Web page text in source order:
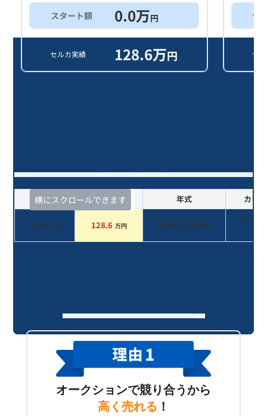
スタート額 0.0万円
セルカ実績 128.6万円
他
セ
横にスクロールできます
査定時期 セルカ実績 年式 カラー
2026年1月 128.6 万円 1996年 (平成8年)
グリー
系
オークションで競り合うから
高く売れる ！